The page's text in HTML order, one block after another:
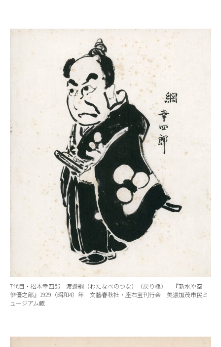
7代目・松本幸四郎 渡邊綱（わたなべのつな）（戻り橋） 『新水や空
俳優之部』1929（昭和4）年 文藝春秋社・座右宝刊行会 美濃加茂市民ミ
ュージアム蔵